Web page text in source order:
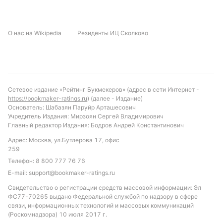
Обновлено:
Подписаться
О нас на Wikipedia Резиденты ИЦ Сколково
Сетевое издание «Рейтинг Букмекеров» (адрес в сети Интернет -
https://bookmaker-ratings.ru) (далее - Издание)
Основатель: Шабазян Паруйр Арташесович
Учредитель Издания: Мирзоян Сергей Владимирович
Главный редактор Издания: Бодров Андрей Константинович
Адрес: Москва, ул.Бутлерова 17, офис
259
Телефон: 8 800 777 76 76
E-mail: support@bookmaker-ratings.ru
Свидетельство о регистрации средств массовой информации: Эл
ФС77-70265 выдано Федеральной службой по надзору в сфере
связи, информационных технологий и массовых коммуникаций
(Роскомнадзора) 10 июля 2017 г.